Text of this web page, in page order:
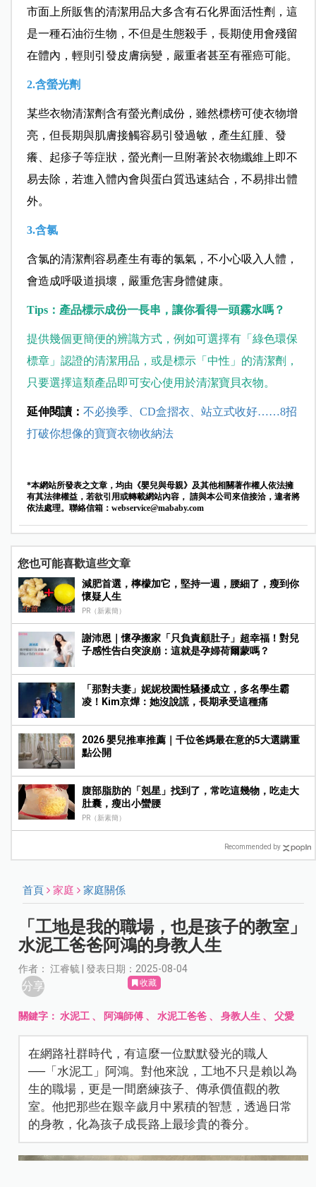
市面上所販售的清潔用品大多含有石化界面活性劑，這
是一種石油衍生物，不但是生態殺手，長期使用會殘留
在體內，輕則引發皮膚病變，嚴重者甚至有罹癌可能。
2.含螢光劑
某些衣物清潔劑含有螢光劑成份，雖然標榜可使衣物增
亮，但長期與肌膚接觸容易引發過敏，產生紅腫、發
癢、起疹子等症狀，螢光劑一旦附著於衣物纖維上即不
易去除，若進入體內會與蛋白質迅速結合，不易排出體
外。
3.含氯
含氯的清潔劑容易產生有毒的氯氣，不小心吸入人體，
會造成呼吸道損壞，嚴重危害身體健康。
Tips：產品標示成份一長串，讓你看得一頭霧水嗎？
提供幾個更簡便的辨識方式，例如可選擇有「綠色環保
標章」認證的清潔用品，或是標示「中性」的清潔劑，
只要選擇這類產品即可安心使用於清潔寶貝衣物。
延伸閱讀： 不必換季、CD盒摺衣、站立式收好……8招
打破你想像的寶寶衣物收納法
*本網站所發表之文章，均由《嬰兒與母親》及其他相關著作權人依法擁
有其法律權益，若欲引用或轉載網站內容， 請與本公司來信接洽，違者將
依法處理。聯絡信箱： webservice@mababy.com
您也可能喜歡這些文章
減肥首選，檸檬加它，堅持一週，腰細了，瘦到你
懷疑人生
PR（新素簡）
謝沛恩｜懷孕搬家「只負責顧肚子」超幸福！對兒
子感性告白突淚崩：這就是孕婦荷爾蒙嗎？
「那對夫妻」妮妮校園性騷擾成立，多名學生霸
凌！Kim京燁：她沒說謊，長期承受這種痛
2026 嬰兒推車推薦｜千位爸媽最在意的5大選購重
點公開
腹部脂肪的「剋星」找到了，常吃這幾物，吃走大
肚囊，瘦出小蠻腰
PR（新素簡）
Recommended by
首頁 家庭 家庭關係
「工地是我的職場，也是孩子的教室」
水泥工爸爸阿鴻的身教人生
作者： 江睿毓 | 發表日期：2025-08-04
分享 收藏
關鍵字：水泥工 、 阿鴻師傅 、水泥工爸爸 、身教人生 、父愛
在網路社群時代，有這麼一位默默發光的職人
──「水泥工」阿鴻。對他來說，工地不只是賴以為
生的職場，更是一間磨練孩子、傳承價值觀的教
室。他把那些在艱辛歲月中累積的智慧，透過日常
的身教，化為孩子成長路上最珍貴的養分。